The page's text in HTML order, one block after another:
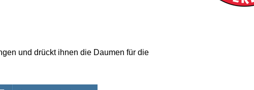
und drückt ihnen die Daumen für die